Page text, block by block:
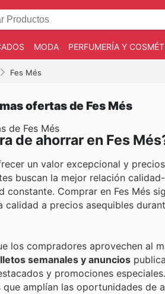
MODA PERFUMERÍA Y
Fes Més
ofertas de Fes Més
de Fes Més
de ahorrar en Fes
un valor excepcional y
buscan la mejor relación
constante. Comprar en Fes Més
a precios asequibles
los compradores aprovechen al
semanales y anuncios
y promociones
amplían las oportunidades de